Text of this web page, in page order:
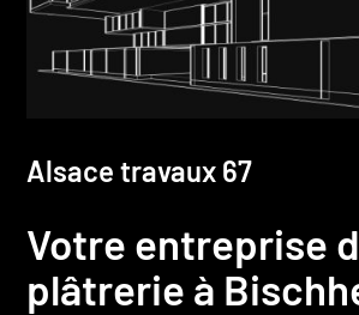
Alsace travaux 67
Votre entreprise
plâtrerie à